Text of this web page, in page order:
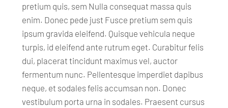
pretium quis, sem Nulla consequat massa quis
enim. Donec pede just Fusce pretium sem quis
ipsum gravida eleifend. Quisque vehicula neque
turpis, id eleifend ante rutrum eget. Curabitur felis
dui, placerat tincidunt maximus vel, auctor
fermentum nunc. Pellentesque imperdiet dapibus
neque, et sodales felis accumsan non. Donec
vestibulum porta urna in sodales. Praesent cursus